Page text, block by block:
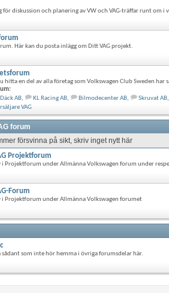
för diskussion och planering av VW och VAG-träffar runt om i
Här kan du posta inlägg om Ditt VAG projekt.
hitta en del av alla företag som Volkswagen Club Sweden
AB, KL Racing AB, Bilmodecenter AB, Skruvat AB,
VAG
forum
försvinna på sikt, skriv inget nytt här
Projektforum
i Projektforum under Allmänna Volkswagen forum under
Forum
i Projektforum under Allmänna Volkswagen forumet
sådant som inte hör hemma i övriga forumsdelar här.